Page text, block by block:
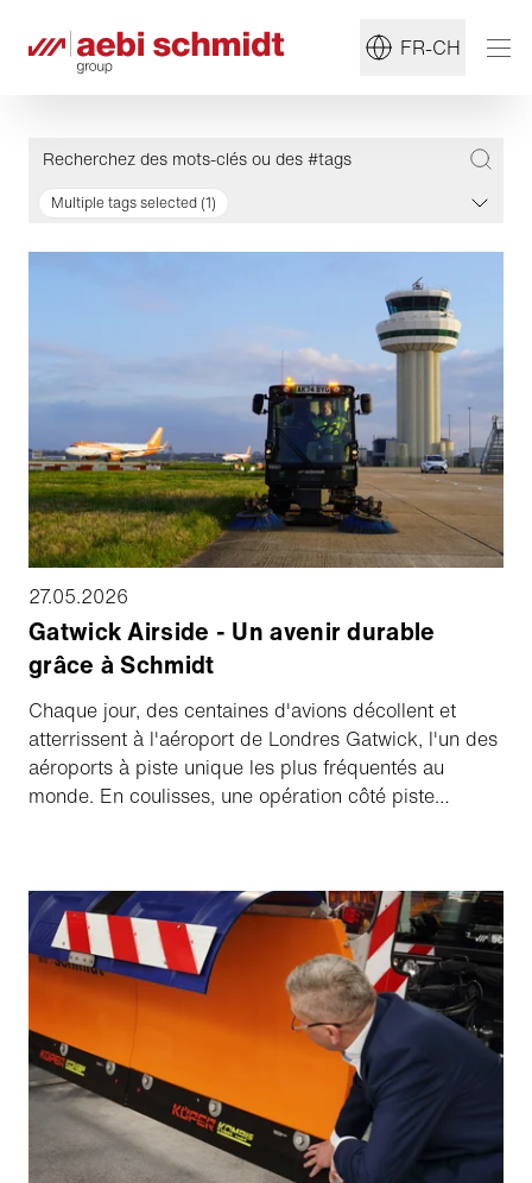
FR-CH
Multiple tags selected (1)
27.05.2026
Gatwick Airside - Un avenir durable
grâce à Schmidt
Chaque jour, des centaines d'avions décollent et
atterrissent à l'aéroport de Londres Gatwick, l'un des
aéroports à piste unique les plus fréquentés au
monde. En coulisses, une opération côté piste
dans l'équipement d'Aebi Schmidt qui maintient le
terrain d'aviation sûr et opérationnel tous les jours.